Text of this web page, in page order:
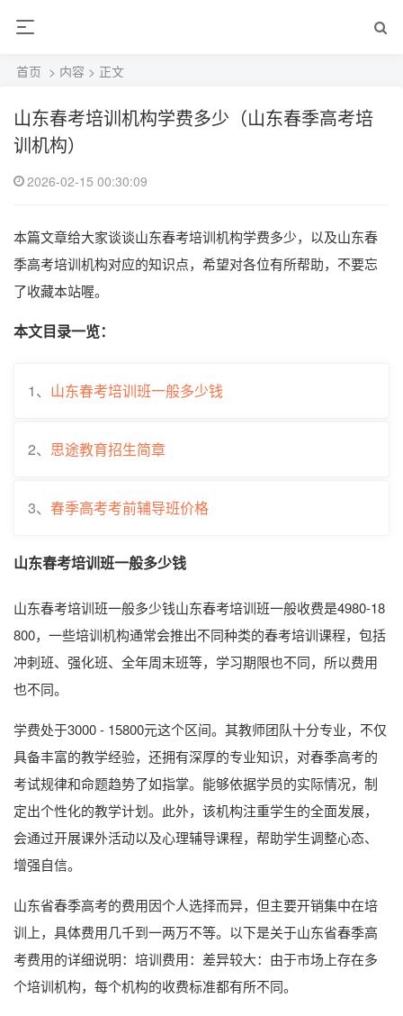
首页 > 内容 > 正文
山东春考培训机构学费多少（山东春季高考培
训机构）
2026-02-15 00:30:09
本篇文章给大家谈谈山东春考培训机构学费多少，以及山东春
季高考培训机构对应的知识点，希望对各位有所帮助，不要忘
了收藏本站喔。
本文目录一览：
1、 山东春考培训班一般多少钱
2、 思途教育招生简章
3、 春季高考考前辅导班价格
山东春考培训班一般多少钱
山东春考培训班一般多少钱山东春考培训班一般收费是4980-18
800，一些培训机构通常会推出不同种类的春考培训课程，包括
冲刺班、强化班、全年周末班等，学习期限也不同，所以费用
也不同。
学费处于3000 - 15800元这个区间。其教师团队十分专业，不仅
具备丰富的教学经验，还拥有深厚的专业知识，对春季高考的
考试规律和命题趋势了如指掌。能够依据学员的实际情况，制
定出个性化的教学计划。此外，该机构注重学生的全面发展，
会通过开展课外活动以及心理辅导课程，帮助学生调整心态、
增强自信。
山东省春季高考的费用因个人选择而异，但主要开销集中在培
训上，具体费用几千到一两万不等。以下是关于山东省春季高
考费用的详细说明：培训费用：差异较大：由于市场上存在多
个培训机构，每个机构的收费标准都有所不同。